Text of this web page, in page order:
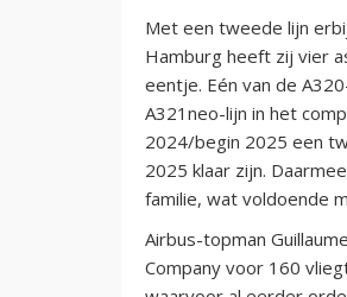
Met een tweede lijn
Hamburg heeft zij vier
eentje. Eén van de
A321neo-lijn in het
2024/begin 2025 een
2025 klaar zijn.
familie, wat voldoende
Airbus-topman
Company voor 160